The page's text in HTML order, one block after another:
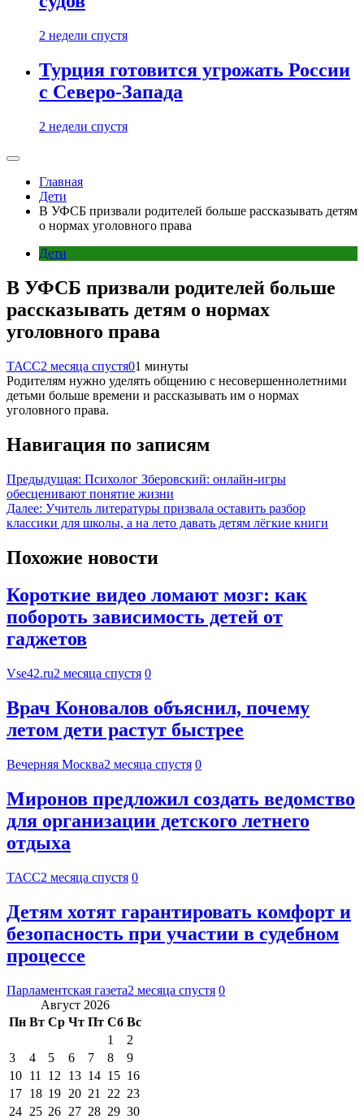
2 недели спустя
Турция готовится угрожать России
с Северо-Запада
2 недели спустя
Главная
Дети
В УФСБ призвали родителей больше рассказывать детям
о нормах уголовного права
Дети
В УФСБ призвали родителей больше
рассказывать детям о нормах
уголовного права
ТАСС2 месяца спустя01 минуты
Родителям нужно уделять общению с несовершеннолетними
детьми больше времени и рассказывать им о нормах
уголовного права.
Навигация по записям
Предыдущая: Психолог Зберовский: онлайн-игры
обесценивают понятие жизни
Далее: Учитель литературы призвала оставить разбор
классики для школы, а на лето давать детям лёгкие книги
Похожие новости
Короткие видео ломают мозг: как
побороть зависимость детей от
гаджетов
Vse42.ru2 месяца спустя 0
Врач Коновалов объяснил, почему
летом дети растут быстрее
Вечерняя Москва2 месяца спустя 0
Миронов предложил создать ведомство
для организации детского летнего
отдыха
ТАСС2 месяца спустя 0
Детям хотят гарантировать комфорт и
безопасность при участии в судебном
процессе
Парламентская газета2 месяца спустя 0
Август 2026
Пн Вт Ср Чт Пт Сб Вс
1
2
3
4 5 6 7 8
9
10 11 12 13 14 15 16
17 18 19 20 21 22 23
24 25 26 27 28 29 30